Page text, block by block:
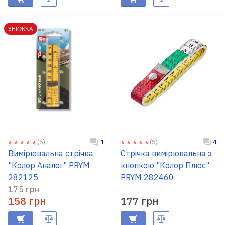
ЗНИЖКА
(5) 1
Вимірювальна стрічка
"Колор Аналог" PRYM
282125
175 грн
158 грн
(5) 4
Стрічка вимірювальна з
кнопкою "Колор Плюс"
PRYM 282460
177 грн